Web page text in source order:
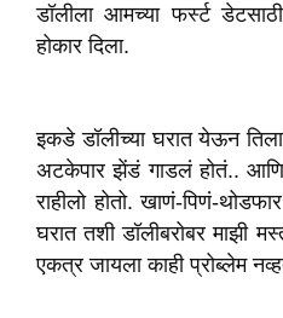
डॉलीला आमच्या फर्स्ट
होकार दिला.
इकडे डॉलीच्या घरात येऊन
अटकेपार झेंडं गाडलं होतं..
राहीलो होतो. खाणं-पिणं-
घरात तशी डॉलीबरोबर माझी
एकत्र जायला काही प्रोब्लेम